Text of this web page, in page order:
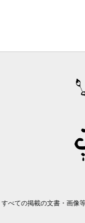
すべての掲載の文書・画像